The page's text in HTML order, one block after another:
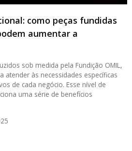
como peças fundidas
aumentar a
sob medida pela Fundição OMIL,
atender às necessidades específicas
de cada negócio. Esse nível de
uma série de benefícios